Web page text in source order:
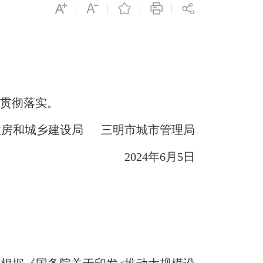
彻落实。
城乡建设局 三明市城市管理局
2024年6月5日